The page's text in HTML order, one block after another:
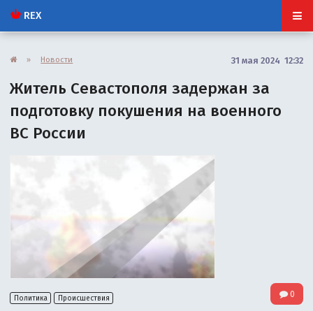
REX
» Новости 31 мая 2024 12:32
Житель Севастополя задержан за
подготовку покушения на военного
ВС России
Политика Происшествия 0